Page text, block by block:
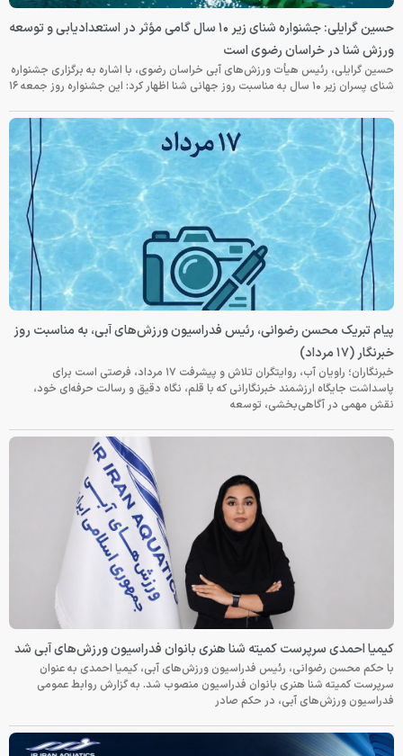
حسین گرایلی: جشنواره شنای زیر ۱۰ سال گامی مؤثر در استعدادیابی و توسعه
ورزش شنا در خراسان رضوی است
حسین گرایلی، رئیس هیأت ورزش‌های آبی خراسان رضوی، با اشاره به برگزاری جشنواره
شنای پسران زیر ۱۰ سال به مناسبت روز جهانی شنا اظهار کرد: این جشنواره روز جمعه‌ ۱۶
پیام تبریک محسن رضوانی، رئیس فدراسیون ورزش‌های آبی، به مناسبت روز
خبرنگار (۱۷ مرداد)
خبرنگاران؛ راویان آب، روایتگران تلاش و پیشرفت ۱۷ مرداد، فرصتی است برای
پاسداشت جایگاه ارزشمند خبرنگارانی که با قلم، نگاه دقیق و رسالت حرفه‌ای خود،
نقش مهمی در آگاهی‌بخشی، توسعه
کیمیا احمدی سرپرست کمیته شنا هنری بانوان فدراسیون ورزش‌های آبی شد
با حکم محسن رضوانی، رئیس فدراسیون ورزش‌های آبی، کیمیا احمدی به عنوان
سرپرست کمیته شنا هنری بانوان فدراسیون منصوب شد. به گزارش روابط عمومی
فدراسیون ورزش‌های آبی، در حکم صادر